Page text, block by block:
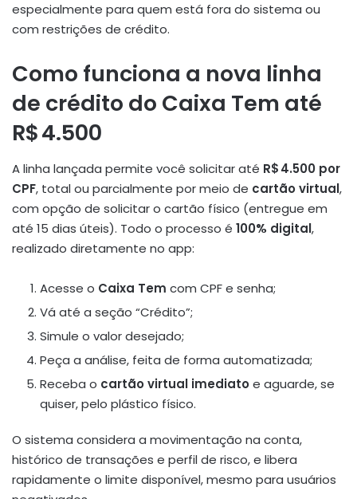
especialmente para quem está fora do sistema ou
com restrições de crédito.
Como funciona a nova linha
de crédito do Caixa Tem até
R$ 4.500
A linha lançada permite você solicitar até R$ 4.500 por
CPF, total ou parcialmente por meio de cartão virtual,
com opção de solicitar o cartão físico (entregue em
até 15 dias úteis). Todo o processo é 100% digital,
realizado diretamente no app:
Acesse o Caixa Tem com CPF e senha;
Vá até a seção “Crédito”;
Simule o valor desejado;
Peça a análise, feita de forma automatizada;
Receba o cartão virtual imediato e aguarde, se
quiser, pelo plástico físico.
O sistema considera a movimentação na conta,
histórico de transações e perfil de risco, e libera
rapidamente o limite disponível, mesmo para usuários